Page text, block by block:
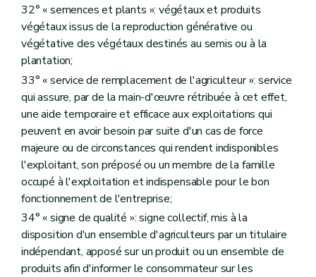
Art. D350
Art. D351
Art. D352
Chapitre IV
Art. D353
Section 1re
Gestion foncière
Art. D354
Art. D355
Art. D356
Section 2 Observatoire foncier
Art. D357
Section 3 Droit de préemption
Art. D358
Section 4 Droit d'expropriation
Art. D359
Section 5 Fonds budgétaire en matière de politique foncière agricole
Art. D360
Art. D361
Titre XII L'innovation, la recherche et la vulgarisation
Chapitre Ier
La recherche agronomique
32° « semences et plants »: végétaux et produits
végétaux issus de la reproduction générative ou
végétative des végétaux destinés au semis ou à la
plantation;
33° « service de remplacement de l'agriculteur »: service
qui assure, par de la main-d'œuvre rétribuée à cet effet,
une aide temporaire et efficace aux exploitations qui
peuvent en avoir besoin par suite d'un cas de force
majeure ou de circonstances qui rendent indisponibles
l'exploitant, son préposé ou un membre de la famille
occupé à l'exploitation et indispensable pour le bon
fonctionnement de l'entreprise;
34° « signe de qualité »: signe collectif, mis à la
disposition d'un ensemble d'agriculteurs par un titulaire
indépendant, apposé sur un produit ou un ensemble de
produits afin d'informer le consommateur sur les